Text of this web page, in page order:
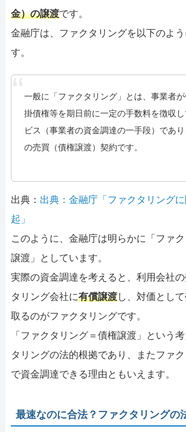
金）の譲渡です。
金融庁は、ファクタリングを以下のよ
す。
一般に「ファクタリング」とは、事業者
掛債権等を期日前に一定の手数料を徴収
ビス（事業者の資金調達の一手段）であ
の売買（債権譲渡）契約です。
出典： 出典：金融庁「ファクタリング
起」
このように、金融庁は明らかに「ファ
譲渡」としています。
実際の資金調達を考えると、利用会社
タリング会社に有償譲渡し、対価とし
取るのがファクタリングです。
「ファクタリング＝債権譲渡」という
タリングの法的根拠であり、またファ
で資金調達できる理由ともいえます。
最速なのに合法？ファクタリングの